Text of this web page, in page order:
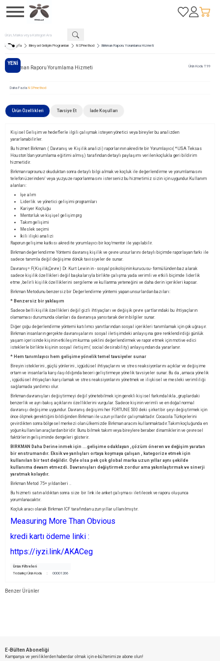
FavorilerimHesabımSepetim
Ana Sayfa Bireysel Gelişim Programları NSPmethod Birkman Raporu Yorumlama Hizmeti
YENI
Paylaş
Birkman Raporu Yorumlama Hizmeti Ürün Kodu T99
Daha Fazla NSPmethod
Ürün Özellikleri Tavsiye Et İade Koşulları
Kişisel Gelişim ve hedeflerle ilgili çalışmak isteyen yönetici veya bireyler bu analizden
yararlanabilirler.
Bu hizmet Birkman ( Davranış ve Kişilik analizi) raporlarının akredite bir Yorumlayıcı( * USA Teksas
Houston 'dan yorumlama eğitimi almış) tarafından detaylı paylaşımı verilen koçlukla geri bildirim
hizmetidir.
Birkman raprounuz okuduktan sonra detaylı bilgi almak ve koçluk ile değerlendirme ve yorumlamasını
telefon üzerinden/ veya yuzyuze raporlanmasını isterseniz bu hizmetimiz sizin için uygundur.Kullanım
alanları:
İşe alım
Liderlik ve yönetici gelişimi programları
Kariyer Koçluğu
Mentorluk ve kişişel gelişim prg
Takım gelişimi
Meslek seçimi
İkili ilişki analizi
Raporun gelişime katkısı akredite yorumlayıcı bir koç/mentor ile yapılabilir.
Birkman değerlendirme Yöntemi davranış kişilik ve çevre unsurlarını detaylı biçimde raporlayan farkı ile
sadece tanımla değil değişime dönük tavisiyeler de sunar.
Davranış= F(Kişilik,Çevre) Dr. Kurt Lewin in - sosyal psikolojinin kurucusu- formülünden baz alarak
sadece kişilik özellikleri değil başkalarıyla birlikte çalışma yada verimli ve etkili biçimde liderlik
etme , belirli kişilik özelliklerini sergileme ve kullanma yeteneğini ve daha derin içerikleri kapsar.
Birkman Metodunu benzersiz bir Değerlendirme yöntemi yapan unsurlardan bazıları:
* Benzersiz bir yaklaşım
Sadece belli kişilik özellikleri değil gizli ihtiyaçları ve değişik çevre şartlarındaki bu ihtiyaçların
olamaması durumunda olanları da davranışa yansıtarak derin bilgiler sunar.
Diğer çoğu değerlendirme yöntemi katılımcı yanıtlarından sosyal içerikleri tanımlamak için çok uğraşır.
Birkman insanların gerçekte davranışalarını sosyal iletişimdeki anlayışına gore renklendirdiği günlük
yaşam içerisinde kişinin etkileşim kurma şeklini değerlendirmek ve rapor etmek için motive edici
isteklerle birlikte kişinin sosyal iletişim ( social desirability) anlayışından da yararlanır.
* Hem tanımlayıcı hem gelişime yönelik temel tavsiyeler sunar
Bireyin isteklerini , güçlü yönlerini , içgüdüsel ihtiyaçlarını ve stres reaksiyonlarını açıklar ve değişime
ortam ve insanlarla karşılaşıldığında beceri geliştirmeye yönelik tavsiyeler sunar. Bu da , amaca yönelik
, içgüdüsel ihtiyaçları karşılamak ve stres reaksiyonlarını yönetmek ve ilişkisel ve mesleki verimliliği
sağlamada yardımcı olur.
Birkman davranışları değiştirmeyi değil yönetebilmek için gerekli kişisel farkındalıkla , gruplardaki
benzerlik ve ayrı bakış açıklarını özelliklerini vurgular. Sadece kişinin verimli ve en doğal normal
davranışı değişime uygundur. Davranış değişimi her FORTUNE 500 deki şirket bir şeyi değiştirmek için
önce ölçmek gerektiğini bildiğinden Birkman ile uzun yıllardır çalışmaktadır. Cocacola Türkçelerini
çevirdikten sonra bölgesel merkezi olan ülkemizde Birkman aracını kullanmaktadır.Takım koçluğunda en
yoğun kullanılan araçlardan biridir. Bunu bilmek takım veya bireylere beraber dinamiklerin ve çevresel
faktörlerin gelişiminde dengeleri gösterir.
BIRKMAN Daha Derine inmek için ...gelişime odaklayan ,çözüm öneren ve değişim yaratan
bir enstrumandır. Eksik ve yanlışları ortaya koymaya çalışan , kategorize etmek için
kullanılan bir test değildir. Öyle olsa pek çok global marka uzun yıllar aynı şekilde
kullanıma devam etmezdi. Davranışları değiştirmek zordur ama yakınlaştırmak ve sinerji
yaratmak kolaydır.
Birkman Metod 75+ yıldan beri ..
Bu hizmeti satın aldıktan sonra size bir link ile anket çalışması iletilecek ve raporu oluşunca
yorumlanacaktır.
Koçluk aracı olarak Birkman ICF tarafından uzun yıllar ullanılmıştır.
Measuring More Than Obvious
kredi kartı ödeme linki :
https://iyzi.link/AKACeg
Ürün Filtreleri
Tedarikçi Ürün Kodu
: 00001266
Benzer Ürünler
E-Bülten Aboneliği
Kampanya ve yeniliklerden haberdar olmak için e-bültenimize abone olun!